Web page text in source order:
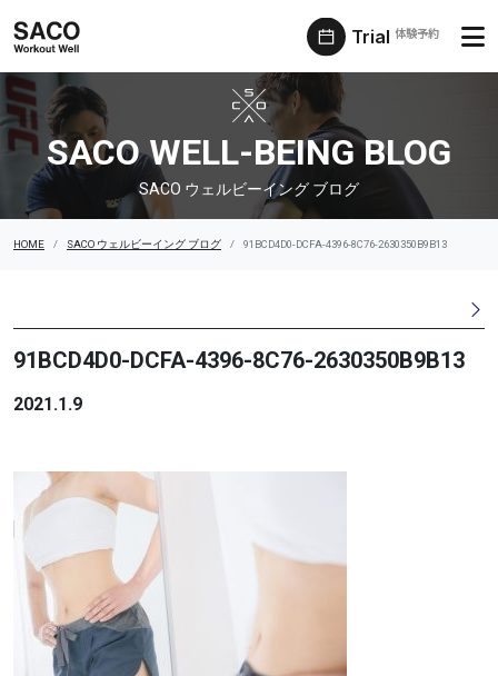
Trial 体験予約
SACO ウェルビーイング ブログ
SACO WELL-BEING BLOG
SACO ウェルビーイング ブログ
HOME SACO ウェルビーイング ブログ 91BCD4D0-DCFA-4396-8C76-2630350B9B13
91BCD4D0-DCFA-4396-8C76-2630350B9B13
2021.1.9